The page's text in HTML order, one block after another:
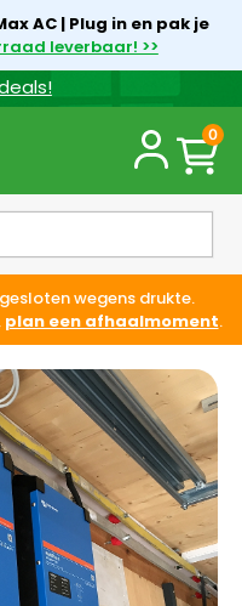
AC | Plug in en pak je
leverbaar! >>
0
wegens drukte.
plan een afhaalmoment.